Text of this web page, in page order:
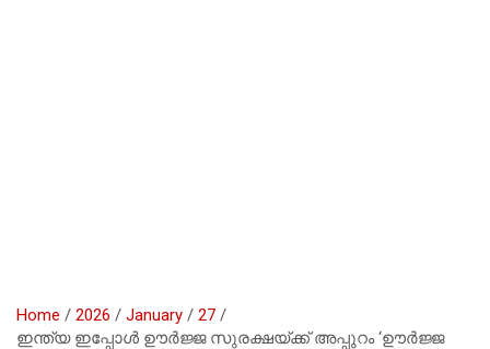
Home 2026 January
27
ഇന്ത്യ ഇപ്പോൾ ഊർജ്ജ സുരക്ഷയ്ക്ക് അപ്പുറം ‘ഊർജ്ജ